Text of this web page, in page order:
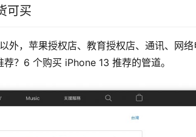
可买
外，苹果授权店、教育授权店、通讯、网络
？6 个购买 iPhone 13 推荐的管道。